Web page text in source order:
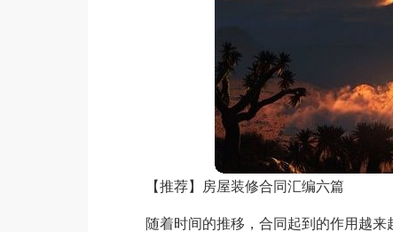
【推荐】房屋装修合同汇编六篇
随着时间的推移，合同起到的作用越